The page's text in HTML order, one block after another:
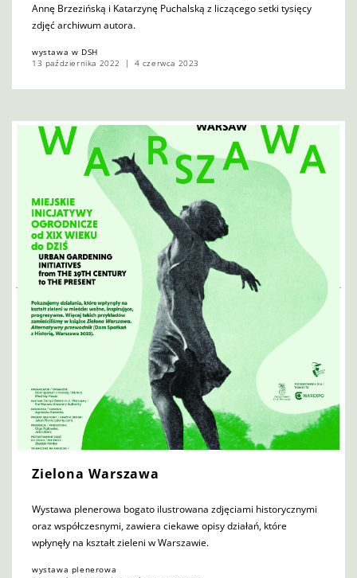
Annę Brzezińską i Katarzynę Puchalską z liczącego setki tysięcy
zdjęć archiwum autora.
wystawa w DSH
13 października 2022
4 czerwca 2023
Zielona Warszawa
Wystawa plenerowa bogato ilustrowana zdjęciami historycznymi
oraz współczesnymi, zawiera ciekawe opisy działań, które
wpłynęły na kształt zieleni w Warszawie.
wystawa plenerowa